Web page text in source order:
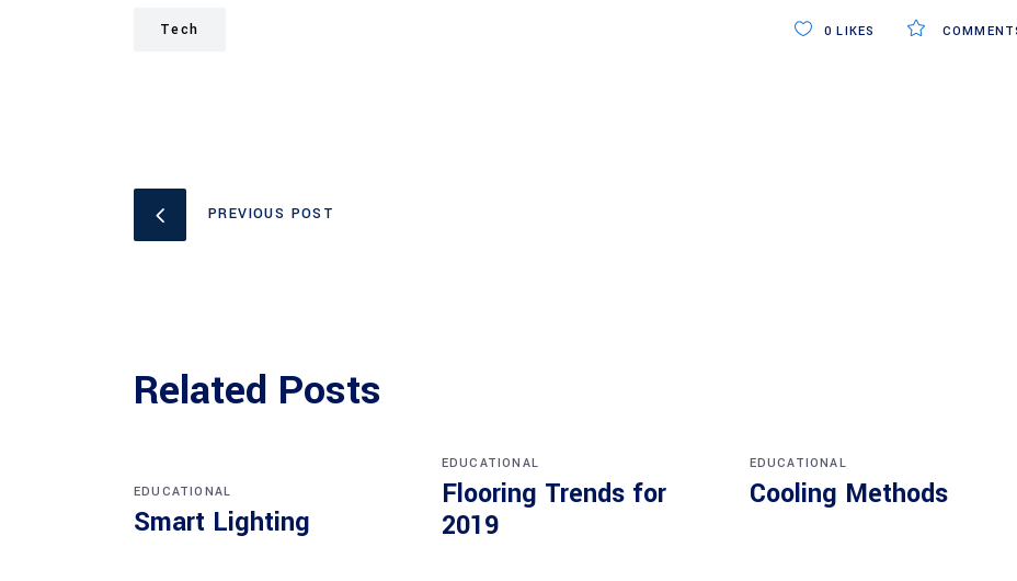
Tech 0 LIKES
PREVIOUS POST
Related Posts
EDUCATIONAL
Smart Lighting
EDUCATIONAL
Flooring Trends for
2019
EDUCATIONAL
Cooling Methods